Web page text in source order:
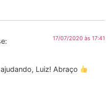
17/07/2020 às 17:41
Luiz! Abraço